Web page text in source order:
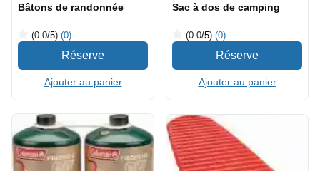
Bâtons de randonnée
(0.0/5) (0)
Ajouter au panier
Sac à dos de camping
(0.0/5) (0)
Ajouter au panier